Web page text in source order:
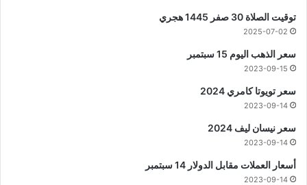
توقيت الصلاة 30 صفر 1445 هجري
2025-07-02
سعر الذهب اليوم 15 سبتمبر
2023-09-15
سعر تويوتا كامري 2024
2023-09-14
سعر نيسان ليف 2024
2023-09-14
أسعار العملات مقابل الدولار 14 سبتمبر
2023-09-14